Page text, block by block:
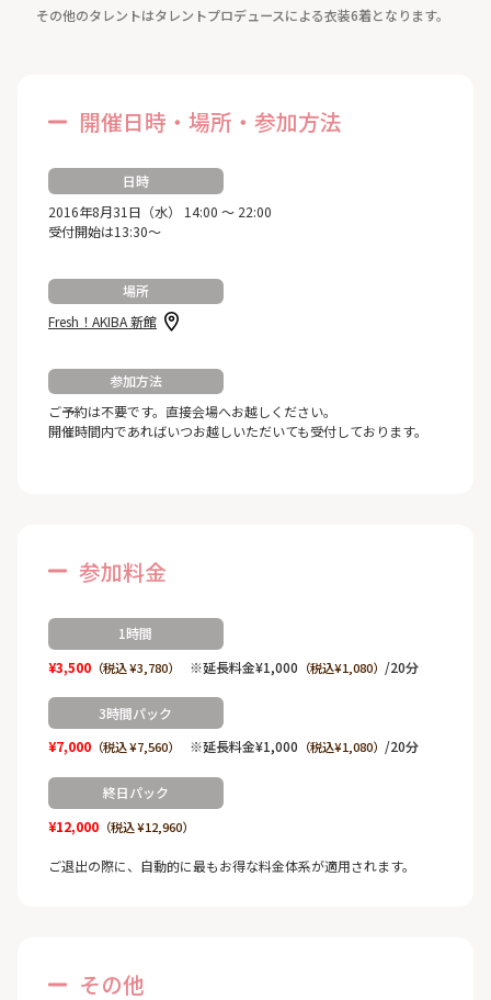
その他のタレントはタレントプロデュースによる衣装6着となります。
開催日時・場所・参加方法
日時
2016年8月31日（水） 14:00 ～ 22:00
受付開始は13:30～
場所
Fresh！AKIBA 新館
参加方法
ご予約は不要です。直接会場へお越しください。
開催時間内であればいつお越しいただいても受付しております。
参加料金
1時間
¥3,500（税込 ¥3,780） ※延長料金¥1,000 （税込¥1,080） /20分
3時間パック
¥7,000（税込 ¥7,560） ※延長料金¥1,000 （税込¥1,080） /20分
終日パック
¥12,000（税込 ¥12,960）
ご退出の際に、自動的に最もお得な料金体系が適用されます。
その他